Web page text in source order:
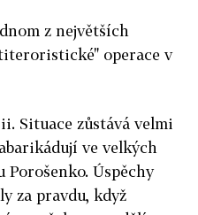
z největších
operace v
Situace zůstává velmi
ve velkých
Porošenko. Úspěchy
za pravdu, když